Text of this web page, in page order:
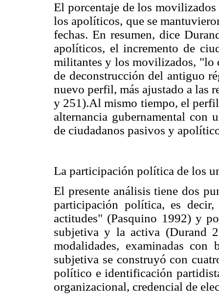
El porcentaje de los
los apolíticos, que se
fechas. En resumen, dice
apolíticos, el incremento de
militantes y los movilizados, "lo
de deconstrucción del antiguo
nuevo perfil, más ajustado a las
y 251).Al mismo tiempo, el
alternancia gubernamental con
de ciudadanos pasivos y
La participación política de los
El presente análisis tiene dos
participación política, es
actitudes" (Pasquino 1992) y
subjetiva y la activa (Durand
modalidades, examinadas con
subjetiva se construyó con
político e identificación
organizacional, credencial de